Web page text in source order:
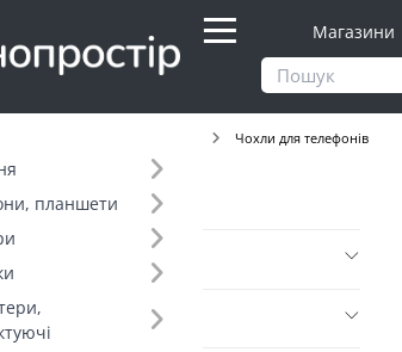
Магазини
планшети
Чохли для телефонів
(4)